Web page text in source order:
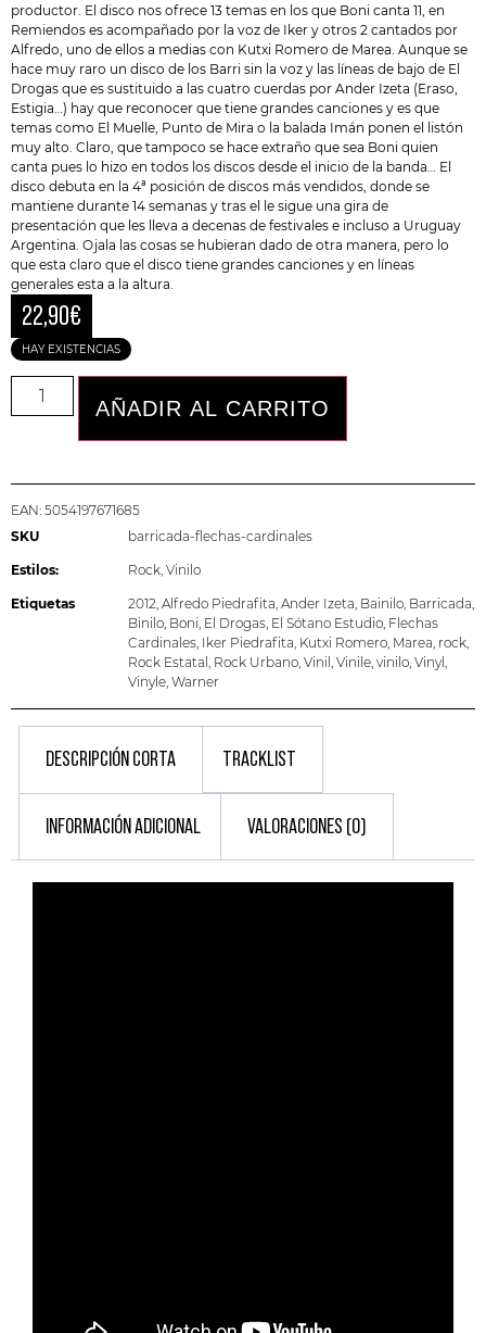
productor. El disco nos ofrece 13 temas en los que Boni canta 11, en
Remiendos es acompañado por la voz de Iker y otros 2 cantados por
Alfredo, uno de ellos a medias con Kutxi Romero de Marea. Aunque se
hace muy raro un disco de los Barri sin la voz y las líneas de bajo de El
Drogas que es sustituido a las cuatro cuerdas por Ander Izeta (Eraso,
Estigia…) hay que reconocer que tiene grandes canciones y es que
temas como El Muelle, Punto de Mira o la balada Imán ponen el listón
muy alto. Claro, que tampoco se hace extraño que sea Boni quien
canta pues lo hizo en todos los discos desde el inicio de la banda… El
disco debuta en la 4ª posición de discos más vendidos, donde se
mantiene durante 14 semanas y tras el le sigue una gira de
presentación que les lleva a decenas de festivales e incluso a Uruguay
Argentina. Ojala las cosas se hubieran dado de otra manera, pero lo
que esta claro que el disco tiene grandes canciones y en líneas
generales esta a la altura.
22,90€
HAY EXISTENCIAS
AÑADIR AL CARRITO
EAN: 5054197671685
SKU
barricada-flechas-cardinales
Estilos: Rock, Vinilo
Etiquetas 2012, Alfredo Piedrafita, Ander Izeta, Bainilo, Barricada,
Binilo, Boni, El Drogas, El Sótano Estudio, Flechas
Cardinales, Iker Piedrafita, Kutxi Romero, Marea, rock,
Rock Estatal , Rock Urbano, Vinil , Vinile, vinilo, Vinyl,
Vinyle, Warner
DESCRIPCIÓN CORTA TRACKLIST
INFORMACIÓN ADICIONAL VALORACIONES (0)